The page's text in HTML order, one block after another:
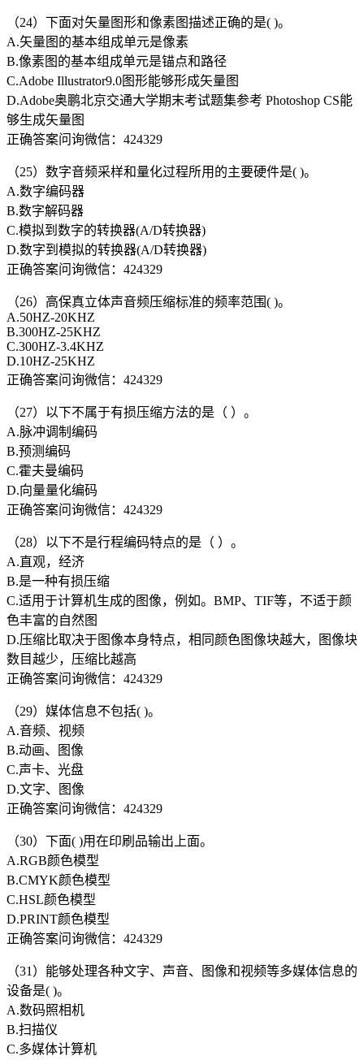
（24）下面对矢量图形和像素图描述正确的是( )。
A.矢量图的基本组成单元是像素
B.像素图的基本组成单元是锚点和路径
C.Adobe Illustrator9.0图形能够形成矢量图
D.Adobe奥鹏北京交通大学期末考试题集参考 Photoshop CS能
够生成矢量图
正确答案问询微信：424329
（25）数字音频采样和量化过程所用的主要硬件是( )。
A.数字编码器
B.数字解码器
C.模拟到数字的转换器(A/D转换器)
D.数字到模拟的转换器(A/D转换器)
正确答案问询微信：424329
（26）高保真立体声音频压缩标准的频率范围( )。
A.50HZ-20KHZ
B.300HZ-25KHZ
C.300HZ-3.4KHZ
D.10HZ-25KHZ
正确答案问询微信：424329
（27）以下不属于有损压缩方法的是（ ）。
A.脉冲调制编码
B.预测编码
C.霍夫曼编码
D.向量量化编码
正确答案问询微信：424329
（28）以下不是行程编码特点的是（ ）。
A.直观，经济
B.是一种有损压缩
C.适用于计算机生成的图像，例如。BMP、TIF等，不适于颜
色丰富的自然图
D.压缩比取决于图像本身特点，相同颜色图像块越大，图像块
数目越少，压缩比越高
正确答案问询微信：424329
（29）媒体信息不包括( )。
A.音频、视频
B.动画、图像
C.声卡、光盘
D.文字、图像
正确答案问询微信：424329
（30）下面( )用在印刷品输出上面。
A.RGB颜色模型
B.CMYK颜色模型
C.HSL颜色模型
D.PRINT颜色模型
正确答案问询微信：424329
（31）能够处理各种文字、声音、图像和视频等多媒体信息的
设备是( )。
A.数码照相机
B.扫描仪
C.多媒体计算机